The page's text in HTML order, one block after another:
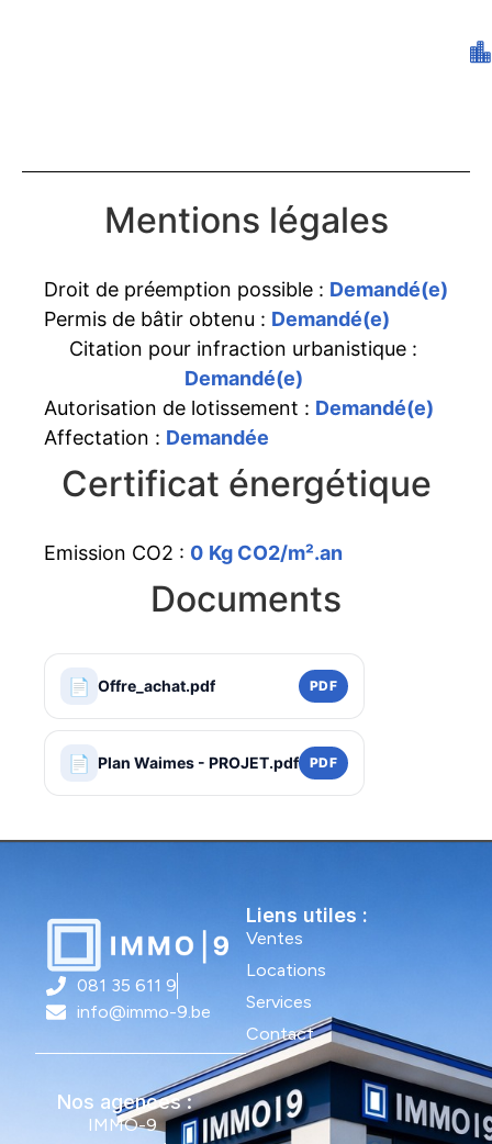
Mentions légales
Droit de préemption possible : Demandé(e)
Permis de bâtir obtenu : Demandé(e)
Citation pour infraction urbanistique :
Demandé(e)
Autorisation de lotissement : Demandé(e)
Affectation : Demandée
Certificat énergétique
Emission CO2 : 0 Kg CO2/m².an
Documents
📄 Offre_achat.pdf PDF
📄 Plan Waimes - PROJET.pdf PDF
081 35 611 9
info@immo-9.be
Nos agences :
IMMO-9
Liens utiles :
Ventes
Locations
Services
Contact